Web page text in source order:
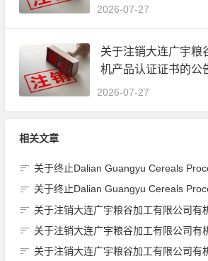
2026-07-27
关于注销大连广宇粮
机产品认证证书的公
2026-07-27
相关文章
关于终止Dalian Guangyu Cereals Processing Co., Ltd.(大连广宇粮谷加工有
关于终止Dalian Guangyu Cereals Processing Co., Ltd.(大连广宇粮谷加工有
关于注销大连广宇粮谷加工有限公司有机
关于注销大连广宇粮谷加工有限公司有机
关于注销大连广宇粮谷加工有限公司有机